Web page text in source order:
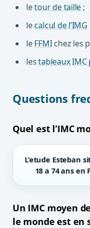
letour de taille ;
lecalcul de l’IMG
leFFMIchez les
lestableaux IMC
Questions
Quel est l’IMC
L’etude Esteban
18 a 74 ans en
Un IMC moyen
le monde est en